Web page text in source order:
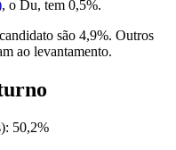
, o Du, tem 0,5%.
são 4,9%. Outros
ao levantamento.
50,2%